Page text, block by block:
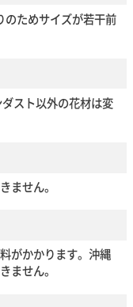
ためサイズが若干前
スト以外の花材は変
ません。
がかかります。沖縄
ません。